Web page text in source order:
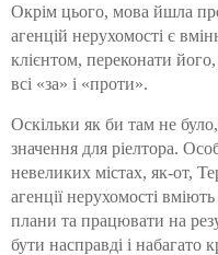
Окрім цього, мова йшла
агенцій нерухомості є
клієнтом, переконати
всі «за» і «проти».
Оскільки як би там не
значення для ріелтора.
невеликих містах, як-от,
агенції нерухомості
плани та працювати на
бути насправді і